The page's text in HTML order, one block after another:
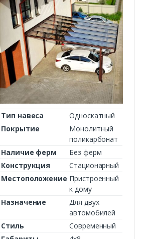
Тип навеса
Односкатный
Покрытие
Монолитный
поликарбонат
Наличие ферм
Без ферм
Конструкция
Стационарный
Местоположение Пристроенный
к дому
Назначение
Для двух
автомобилей
Стиль
Современный